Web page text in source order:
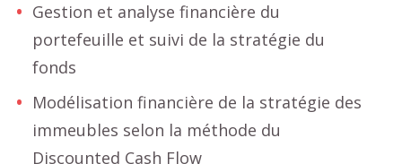
Gestion et analyse financière du
portefeuille et suivi de la stratégie du
fonds
Modélisation financière de la stratégie des
immeubles selon la méthode du
Discounted Cash Flow